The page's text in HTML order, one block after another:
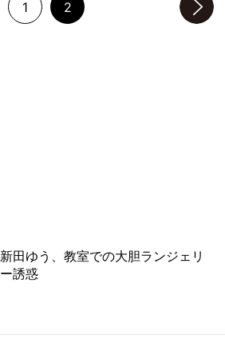
1 2
新田ゆう、教室での大胆ランジェリ
ー誘惑